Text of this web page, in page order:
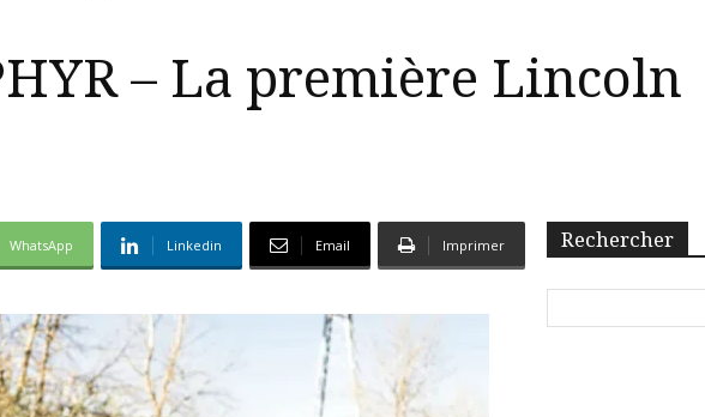
– La première Lincoln
WhatsApp Linkedin Email Imprimer Rechercher